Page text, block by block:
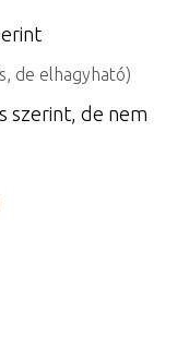
de elhagyható)
szerint, de nem